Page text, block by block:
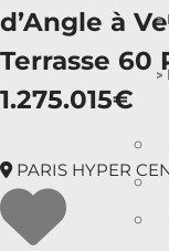
>
>
d’Angle à
Terrasse 60
1.275.015€
PARIS HYPER